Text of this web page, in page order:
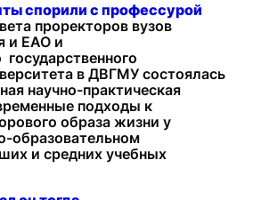
спорили с профессурой
проректоров вузов
и ЕАО и
в ДВГМУ состоялась
научно-практическая
подходы к
образа жизни у
образовательном
и средних учебных